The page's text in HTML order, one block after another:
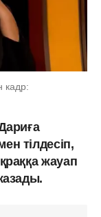
кадр:
тілдесіп,
жауап